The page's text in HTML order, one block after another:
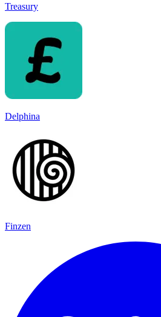
Treasury
Delphina
Finzen